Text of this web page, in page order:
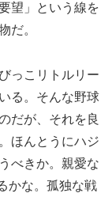
望」という線を
だ。
っこリトルリー
る。そんな野球
だが、それを良
ほんとうにハジ
べきか。親愛な
かな。孤独な戦